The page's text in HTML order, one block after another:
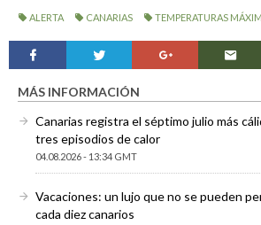
ALERTA CANARIAS TEMPERATURAS
MÁS INFORMACIÓN
Canarias registra el séptimo julio más
tres episodios de calor
04.08.2026 - 13:34 GMT
Vacaciones: un lujo que no se pueden
cada diez canarios